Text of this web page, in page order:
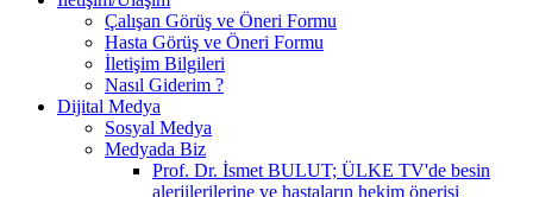
Çalışan Görüş ve Öneri Formu
Hasta Görüş ve Öneri Formu
İletişim Bilgileri
Nasıl Giderim ?
Dijital Medya
Sosyal Medya
Medyada Biz
Prof. Dr. İsmet BULUT; ÜLKE TV'de besin
alerjilerilerine ve hastaların hekim önerisi